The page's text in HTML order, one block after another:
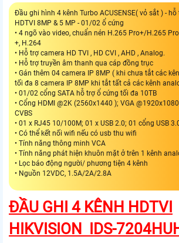
Đầu ghi hình 4 kênh Turbo ACUSENSE( vỏ sắt ) -
HDTVI 8MP & 5 MP - 01/02 ổ cứng
• 4 ngõ vào video, chuẩn nén H.265 Pro+/H.265
+, H.264
• Hỗ trợ camera HD TVI , HD CVI , AHD , Analog.
• Hỗ trợ truyền âm thanh qua cáp đồng trục
• Gán thêm 04 camera IP 8MP ( khi chưa tắt các
tối đa 8 camera IP 8MP khi tắt tất cả các kênh
• 01/02 cổng SATA hỗ trợ ổ cứng tối đa 10TB
• Cổng HDMI @2K (2560x1440 ); VGA
CVBS
• 01 x RJ45 10/100M; 01 x USB 2.0; 01 cổng USB
• Có thể kết nối wifi nếu có usb thu wifi
• Tính năng thông minh VCA
• Tính năng phát hiện khuôn mặt ở trên 1 kênh
• Lọc báo động người/ phương tiện 4 kênh
• Nguồn 12VDC, 1.5A/2A/2.8A
ĐẦU GHI 4 KÊNH HDTVI
HIKVISION IDS-